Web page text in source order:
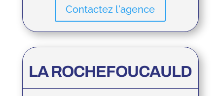
Contactez l'agence
LA ROCHEFOUCAULD